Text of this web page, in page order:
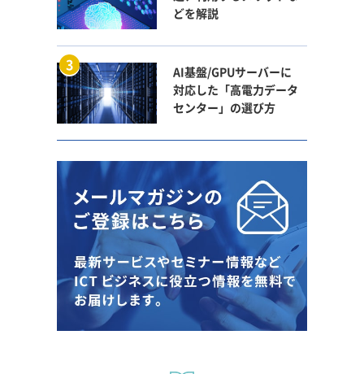
どを解説
AI基盤/GPUサーバーに
対応した「高電力データ
センター」の選び方